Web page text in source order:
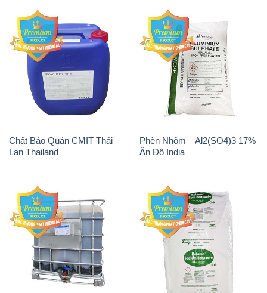
Chất Bảo Quản CMIT Thái
Lan Thailand
Phèn Nhôm – Al2(SO4)3 17%
Ấn Độ India